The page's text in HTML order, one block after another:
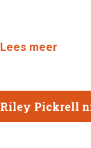
Lees meer
Riley Pickrell